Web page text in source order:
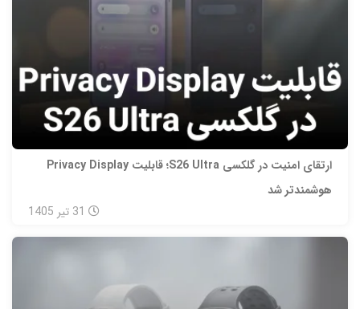
ارتقای امنیت در گلکسی S26 Ultra؛ قابلیت Privacy Display
هوشمندتر شد
31 تیر 1405